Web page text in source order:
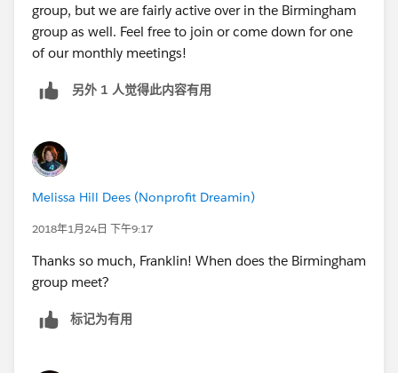
group, but we are fairly active over in the Birmingham
group as well. Feel free to join or come down for one
of our monthly meetings!
另外 1 人觉得此内容有用
Melissa Hill Dees (Nonprofit Dreamin)
2018年1月24日 下午9:17
Thanks so much, Franklin! When does the Birmingham
group meet?
标记为有用